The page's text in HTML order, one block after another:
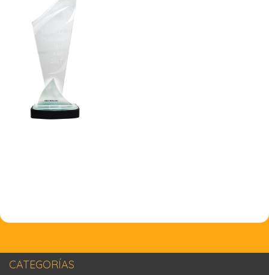
CATEGORÍAS